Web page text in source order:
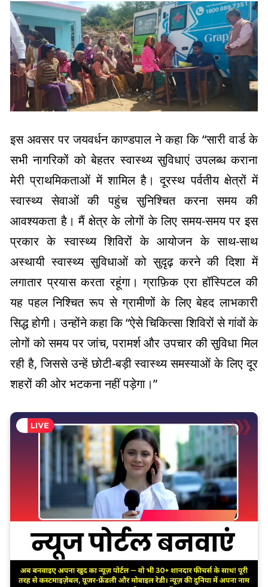
इस अवसर पर जयवर्धन काण्डपाल ने कहा कि “सारी वार्ड के
सभी नागरिकों को बेहतर स्वास्थ्य सुविधाएं उपलब्ध कराना
मेरी प्राथमिकताओं में शामिल है। दूरस्थ पर्वतीय क्षेत्रों में
स्वास्थ्य सेवाओं की पहुंच सुनिश्चित करना समय की
आवश्यकता है। मैं क्षेत्र के लोगों के लिए समय-समय पर इस
प्रकार के स्वास्थ्य शिविरों के आयोजन के साथ-साथ
अस्थायी स्वास्थ्य सुविधाओं को सुदृढ़ करने की दिशा में
लगातार प्रयास करता रहूंगा। ग्राफ़िक एरा हॉस्पिटल की
यह पहल निश्चित रूप से ग्रामीणों के लिए बेहद लाभकारी
सिद्ध होगी। उन्होंने कहा कि “ऐसे चिकित्सा शिविरों से गांवों के
लोगों को समय पर जांच, परामर्श और उपचार की सुविधा मिल
रही है, जिससे उन्हें छोटी-बड़ी स्वास्थ्य समस्याओं के लिए दूर
शहरों की ओर भटकना नहीं पड़ेगा।”